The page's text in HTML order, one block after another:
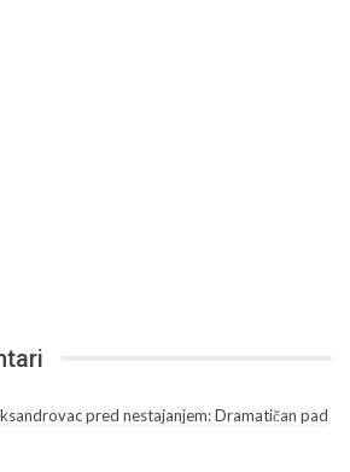
pred nestajanjem: Dramatičan pad